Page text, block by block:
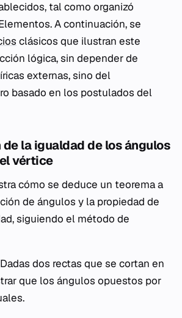
tal como organizó
. A continuación, se
clásicos que ilustran este
lógica, sin depender de
externas, sino del
basado en los postulados del
la igualdad de los ángulos
vértice
cómo se deduce un teorema a
de ángulos y la propiedad de
siguiendo el método de
Dadas dos rectas que se cortan en
que los ángulos opuestos por